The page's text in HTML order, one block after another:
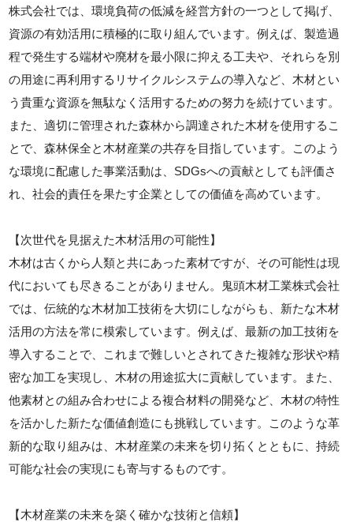
株式会社では、環境負荷の低減を経営方針の一つとして掲げ、
資源の有効活用に積極的に取り組んでいます。例えば、製造過
程で発生する端材や廃材を最小限に抑える工夫や、それらを別
の用途に再利用するリサイクルシステムの導入など、木材とい
う貴重な資源を無駄なく活用するための努力を続けています。
また、適切に管理された森林から調達された木材を使用するこ
とで、森林保全と木材産業の共存を目指しています。このよう
な環境に配慮した事業活動は、SDGsへの貢献としても評価さ
れ、社会的責任を果たす企業としての価値を高めています。
【次世代を見据えた木材活用の可能性】
木材は古くから人類と共にあった素材ですが、その可能性は現
代においても尽きることがありません。鬼頭木材工業株式会社
では、伝統的な木材加工技術を大切にしながらも、新たな木材
活用の方法を常に模索しています。例えば、最新の加工技術を
導入することで、これまで難しいとされてきた複雑な形状や精
密な加工を実現し、木材の用途拡大に貢献しています。また、
他素材との組み合わせによる複合材料の開発など、木材の特性
を活かした新たな価値創造にも挑戦しています。このような革
新的な取り組みは、木材産業の未来を切り拓くとともに、持続
可能な社会の実現にも寄与するものです。
【木材産業の未来を築く確かな技術と信頼】